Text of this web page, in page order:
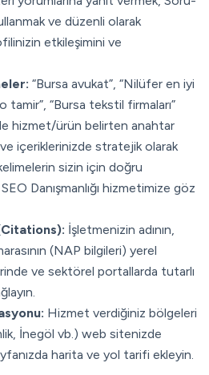
ve düzenli olarak
etkileşimini ve
“Bursa avukat”, “Nilüfer en iyi
tamir”, “Bursa tekstil firmaları”
hizmet/ürün belirten anahtar
içeriklerinizde stratejik olarak
sizin için doğru
Danışmanlığı hizmetimize göz
İşletmenizin adının,
(NAP bilgileri) yerel
ve sektörel portallarda tutarlı
Hizmet verdiğiniz bölgeleri
İnegöl vb.) web sitenizde
harita ve yol tarifi ekleyin.